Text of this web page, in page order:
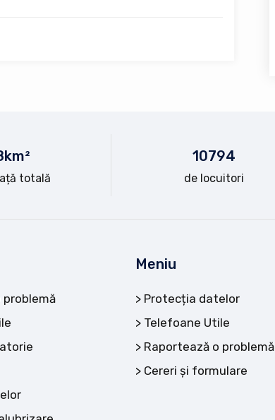
km²
totală
10794
de locuitori
problemă
Meniu
Protecția datelor
Telefoane Utile
Raportează o problemă
Cereri și formulare